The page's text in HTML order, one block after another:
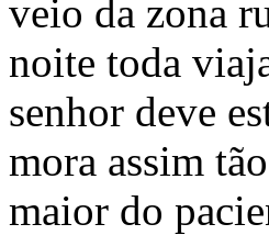
veio da zona
noite toda
senhor deve
mora assim
maior do